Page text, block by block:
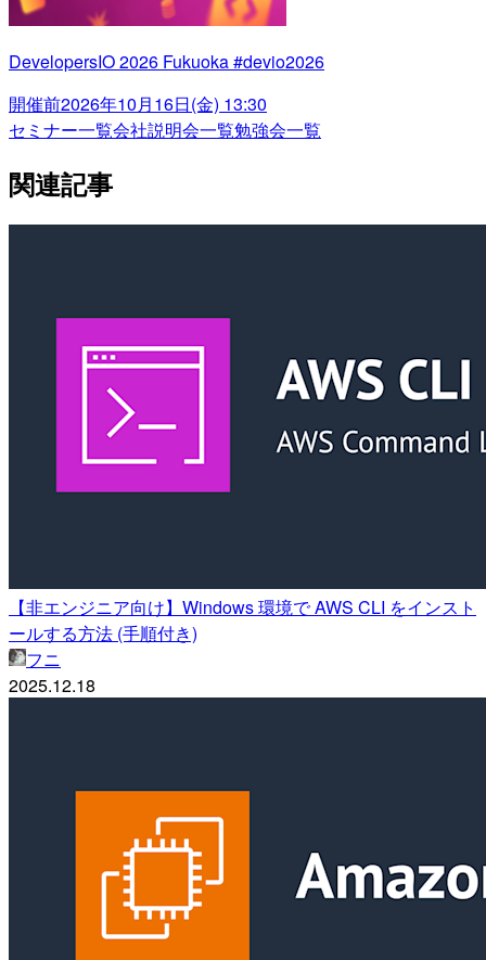
DevelopersIO 2026 Fukuoka #devio2026
開催前2026年10月16日(金) 13:30
セミナー一覧会社説明会一覧勉強会一覧
関連記事
【非エンジニア向け】Windows 環境で AWS CLI をインスト
ールする方法 (手順付き)
フニ
2025.12.18